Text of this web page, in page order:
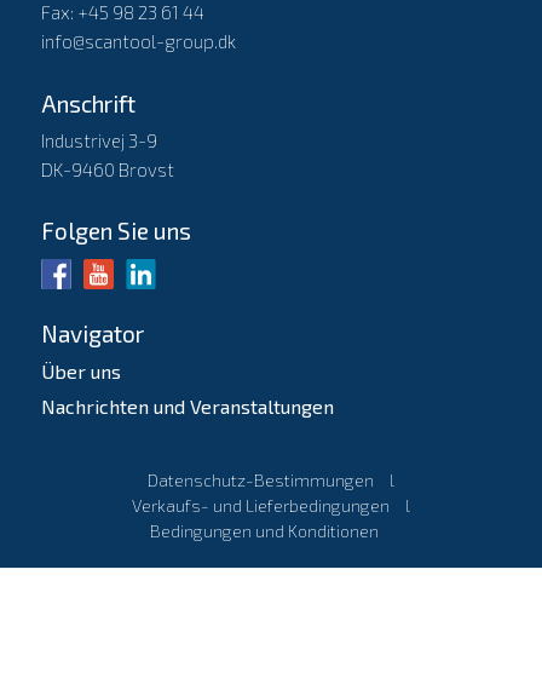
Fax: +45 98 23 61 44
info@scantool-group.dk
Anschrift
Industrivej 3-9
DK-9460 Brovst
Folgen Sie uns
Navigator
Über uns
Nachrichten und Veranstaltungen
Datenschutz-Bestimmungen
l
Verkaufs- und Lieferbedingungen
l
Bedingungen und Konditionen